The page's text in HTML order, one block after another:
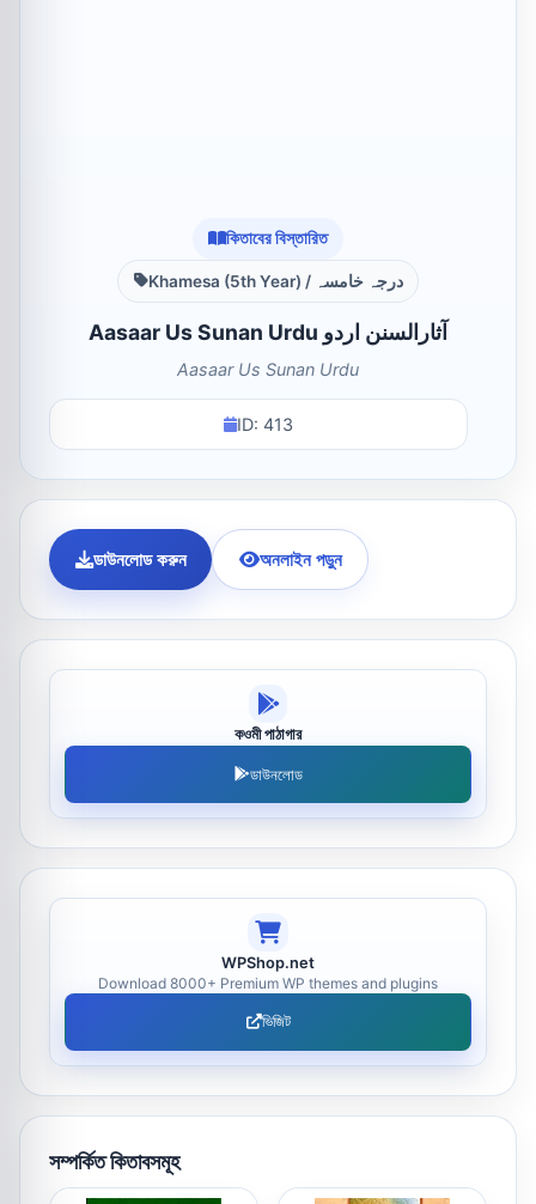
কিতাবের বিস্তারিত
Khamesa (5th Year) / درجہ خامسہ
Aasaar Us Sunan Urdu آثارالسنن اردو
Aasaar Us Sunan Urdu
ID: 413
ডাউনলোড করুন অনলাইন পড়ুন
কওমী পাঠাগার
ডাউনলোড
WPShop.net
Download 8000+ Premium WP themes and plugins
ভিজিট
সম্পর্কিত কিতাবসমূহ